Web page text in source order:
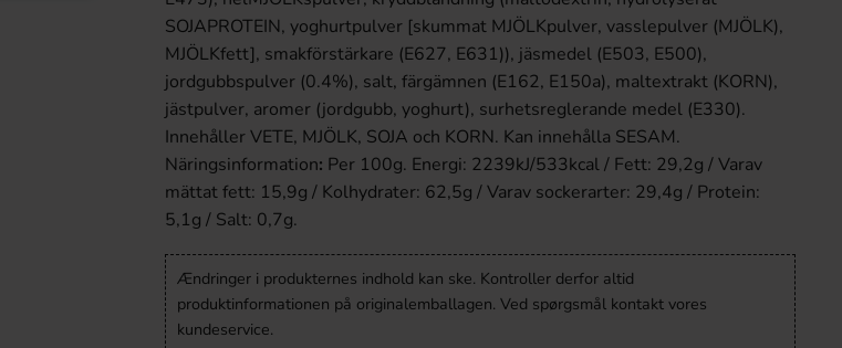
SOJAPROTEIN, yoghurtpulver [skummat MJÖLKpulver, vasslepulver (MJÖLK),
MJÖLKfett], smakförstärkare (E627, E631)), jäsmedel (E503, E500),
jordgubbspulver (0.4%), salt, färgämnen (E162, E150a), maltextrakt (KORN),
jästpulver, aromer (jordgubb, yoghurt), surhetsreglerande medel (E330).
Innehåller VETE, MJÖLK, SOJA och KORN. Kan innehålla SESAM.
Näringsinformation: Per 100g. Energi: 2239kJ/533kcal / Fett: 29,2g / Varav
mättat fett: 15,9g / Kolhydrater: 62,5g / Varav sockerarter: 29,4g / Protein:
5,1g / Salt: 0,7g.
Ændringer i produkternes indhold kan ske. Kontroller derfor altid
produktinformationen på originalemballagen. Ved spørgsmål kontakt vores
kundeservice.